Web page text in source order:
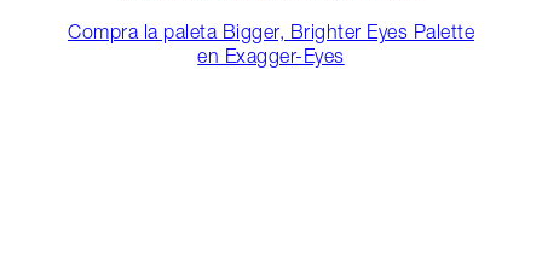
Compra la paleta Bigger, Brighter Eyes Palette
en Exagger-Eyes